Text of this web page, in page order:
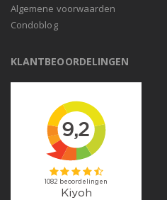
Algemene voorwaarden
Condoblog
KLANTBEOORDELINGEN